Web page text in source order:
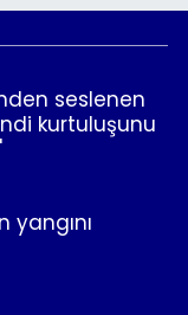
seslenen
kurtuluşunu
yangını